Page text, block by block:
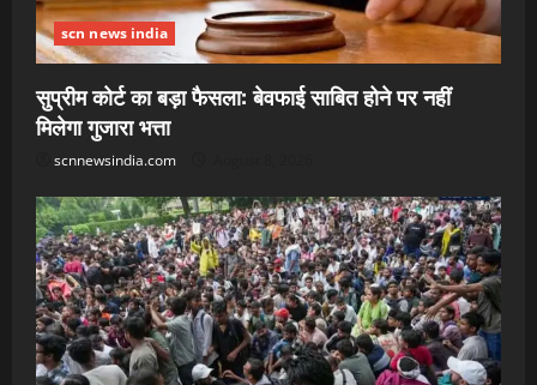
scn news india
सुप्रीम कोर्ट का बड़ा फैसला: बेवफाई साबित होने पर नहीं
मिलेगा गुजारा भत्ता
scnnewsindia.com